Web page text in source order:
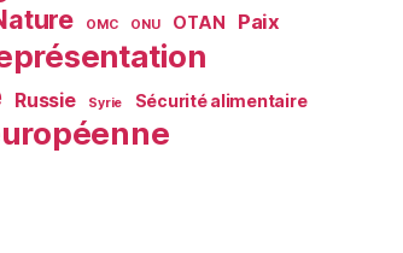
OMC ONU OTAN Paix
Russie Syrie Sécurité alimentaire